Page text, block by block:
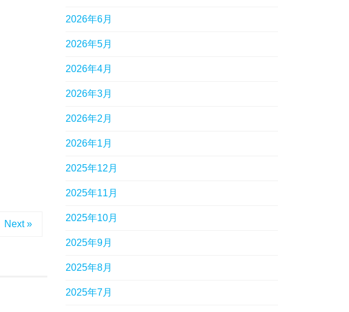
Next »
2026年6月
2026年5月
2026年4月
2026年3月
2026年2月
2026年1月
2025年12月
2025年11月
2025年10月
2025年9月
2025年8月
2025年7月